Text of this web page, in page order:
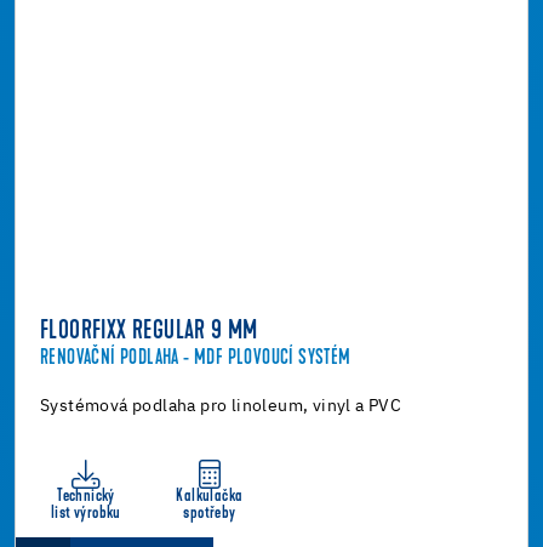
FLOORFIXX REGULAR 9 MM
RENOVAČNÍ PODLAHA - MDF PLOVOUCÍ SYSTÉM
Systémová podlaha pro linoleum, vinyl a PVC
Technický
list výrobku
Kalkulačka
spotřeby